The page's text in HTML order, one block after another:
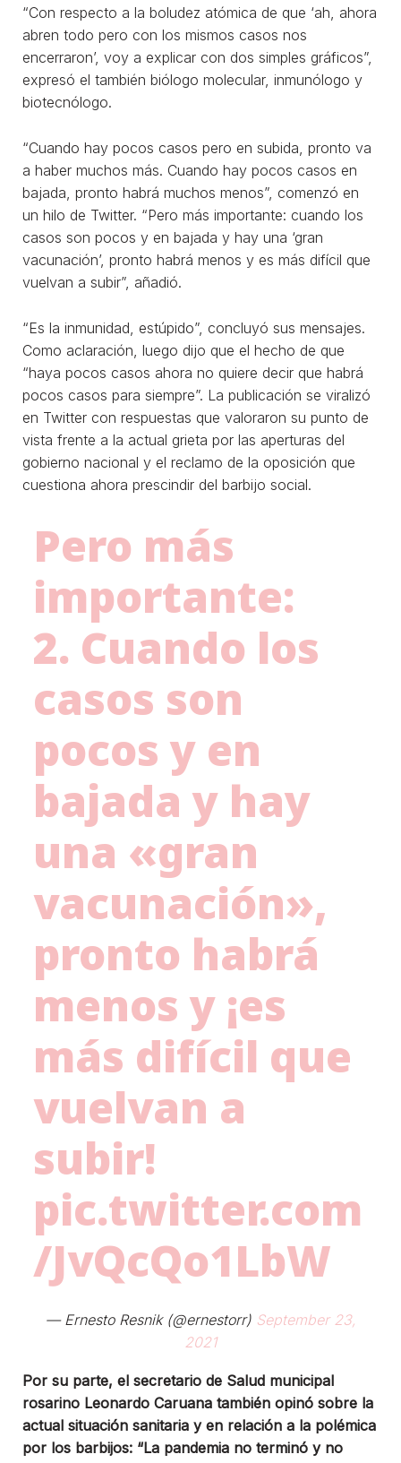
“Con respecto a la boludez atómica de que ‘ah, ahora
abren todo pero con los mismos casos nos
encerraron’, voy a explicar con dos simples gráficos”,
expresó el también biólogo molecular, inmunólogo y
biotecnólogo.
“Cuando hay pocos casos pero en subida, pronto va
a haber muchos más. Cuando hay pocos casos en
bajada, pronto habrá muchos menos”, comenzó en
un hilo de Twitter. “Pero más importante: cuando los
casos son pocos y en bajada y hay una ‘gran
vacunación’, pronto habrá menos y es más difícil que
vuelvan a subir”, añadió.
“Es la inmunidad, estúpido”, concluyó sus mensajes.
Como aclaración, luego dijo que el hecho de que
“haya pocos casos ahora no quiere decir que habrá
pocos casos para siempre”. La publicación se viralizó
en Twitter con respuestas que valoraron su punto de
vista frente a la actual grieta por las aperturas del
gobierno nacional y el reclamo de la oposición que
cuestiona ahora prescindir del barbijo social.
Pero más
importante:
2. Cuando los
casos son
pocos y en
bajada y hay
una «gran
vacunación»,
pronto habrá
menos y ¡es
más difícil que
vuelvan a
subir!
pic.twitter.com
/JvQcQo1LbW
— Ernesto Resnik (@ernestorr) September 23,
2021
Por su parte, el secretario de Salud municipal
rosarino Leonardo Caruana también opinó sobre la
actual situación sanitaria y en relación a la polémica
por los barbijos: “La pandemia no terminó y no